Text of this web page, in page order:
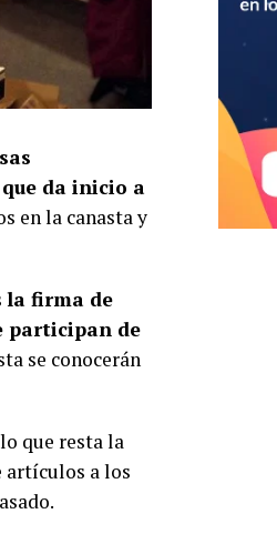
da inicio a
en la canasta y
la firma de
participan de
se conocerán
que resta la
artículos a los